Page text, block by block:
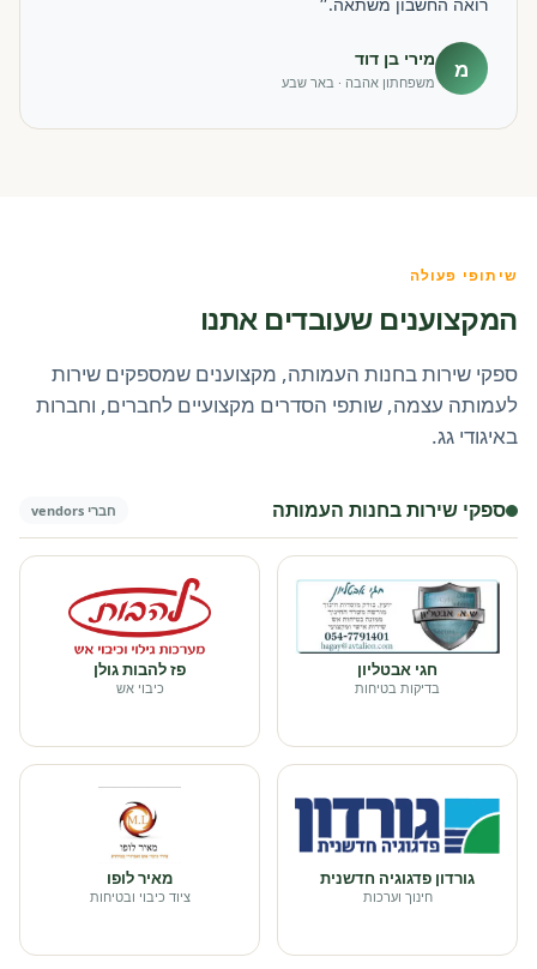
רואה החשבון משתאה.״
מ מירי בן דוד
משפחתון אהבה · באר שבע
שיתופי פעולה
המקצוענים שעובדים אתנו
ספקי שירות בחנות העמותה, מקצוענים שמספקים שירות
לעמותה עצמה, שותפי הסדרים מקצועיים לחברים, וחברות
באיגודי גג.
ספקי שירות בחנות העמותה חברי vendors
חגי אבטליון
בדיקות בטיחות
פז להבות גולן
כיבוי אש
גורדון פדגוגיה חדשנית
חינוך וערכות
מאיר לופו
ציוד כיבוי ובטיחות